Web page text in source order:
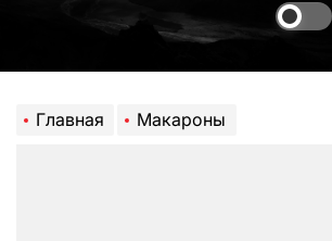
Главная Макароны